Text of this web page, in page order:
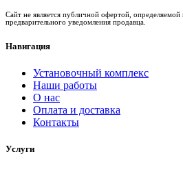
Сайт не является публичной офертой,
предварительного уведомления продавца.
Навигация
Установочный комплекс
Наши работы
О нас
Оплата и доставка
Контакты
Услуги